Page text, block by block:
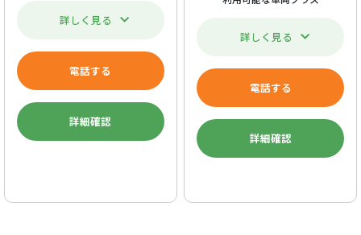
詳しく見る
電話する
詳細確認
詳しく見る
電話する
詳細確認